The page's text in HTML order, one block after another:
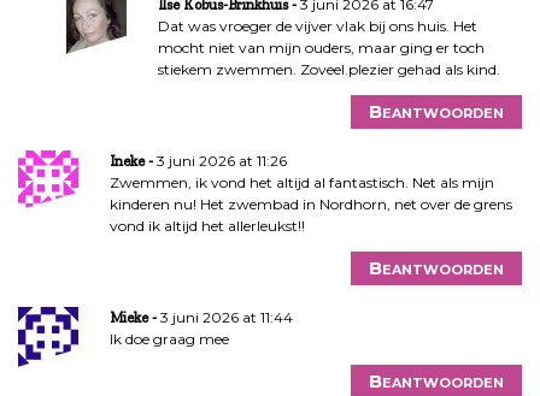
Ilse Kobus-Brinkhuis
3 juni 2026 at 16:47
Dat was vroeger de vijver vlak bij ons huis. Het
mocht niet van mijn ouders, maar ging er toch
stiekem zwemmen. Zoveel.plezier gehad als kind.
Beantwoorden
Ineke
3 juni 2026 at 11:26
Zwemmen, ik vond het altijd al fantastisch. Net als mijn
kinderen nu! Het zwembad in Nordhorn, net over de grens
vond ik altijd het allerleukst!!
Beantwoorden
Mieke
3 juni 2026 at 11:44
Ik doe graag mee
Beantwoorden